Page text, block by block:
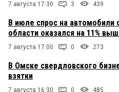
7 августа 17:30 3 439
В июле спрос на автомобили
области оказался на 11%
7 августа 17:00 0 273
В Омске свердловского
взятки
7 августа 16:30 0 485